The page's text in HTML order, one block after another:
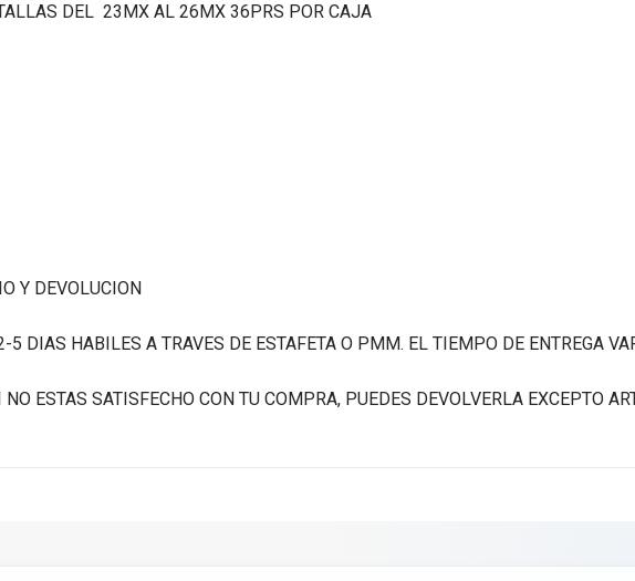
DEL 23MX AL 26MX 36PRS POR CAJA
Y DEVOLUCION
5 DIAS HABILES A TRAVES DE ESTAFETA O PMM. EL TIEMPO DE ENTREGA
ESTAS SATISFECHO CON TU COMPRA, PUEDES DEVOLVERLA EXCEPTO